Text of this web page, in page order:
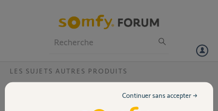
Volet
LES SUJETS AUTRES PRODUITS
bruit du relai sur le thermostat connecté
Continuer sans accepter →